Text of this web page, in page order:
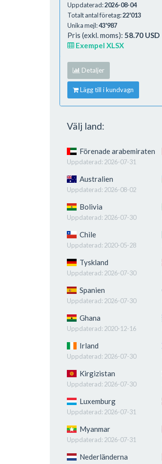
Uppdaterad:2026-08-04
Totalt antal företag:22'013
Unika mejl:43'987
Pris (exkl. moms): 58.70 USD
Exempel XLSX
Detaljer
Lägg till i kundvagn
Välj land:
Förenade arabemiraten
Uppdaterad: 2026-07-31
Australien
Uppdaterad: 2026-08-02
Bolivia
Uppdaterad: 2026-07-30
Chile
Uppdaterad: 2020-05-28
Tyskland
Uppdaterad: 2026-07-30
Spanien
Uppdaterad: 2026-07-30
Ghana
Uppdaterad: 2020-12-16
Irland
Uppdaterad: 2026-07-30
Kirgizistan
Uppdaterad: 2026-07-30
Luxemburg
Uppdaterad: 2026-07-31
Myanmar
Uppdaterad: 2026-07-31
Nederländerna